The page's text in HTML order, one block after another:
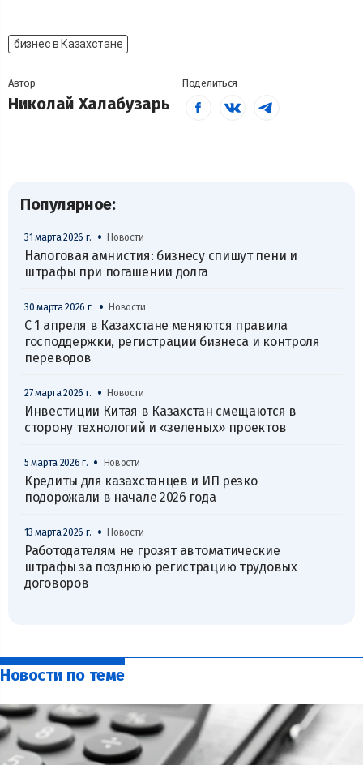
бизнес в Казахстане
Автор
Николай Халабузарь
Поделиться
Популярное:
31 марта 2026 г. • Новости
Налоговая амнистия: бизнесу спишут пени и
штрафы при погашении долга
30 марта 2026 г. • Новости
С 1 апреля в Казахстане меняются правила
господдержки, регистрации бизнеса и контроля
переводов
27 марта 2026 г. • Новости
Инвестиции Китая в Казахстан смещаются в
сторону технологий и «зеленых» проектов
5 марта 2026 г. • Новости
Кредиты для казахстанцев и ИП резко
подорожали в начале 2026 года
13 марта 2026 г. • Новости
Работодателям не грозят автоматические
штрафы за позднюю регистрацию трудовых
договоров
Новости по теме